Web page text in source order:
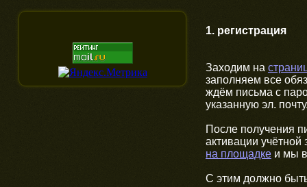
1. регистрация
Заходим на
заполняем все
ждём письма с
указанную эл.
После получения
активации учётной
на площадке и мы
С этим должно